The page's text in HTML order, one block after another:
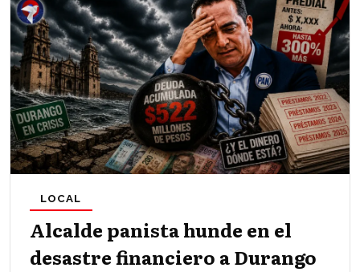
Alcalde panista hunde en el
desastre financiero a Durango
LOCAL